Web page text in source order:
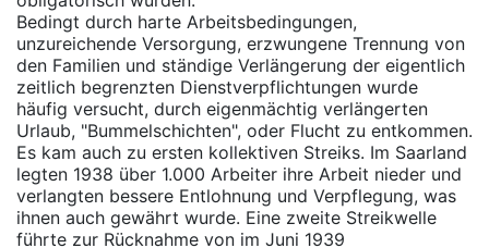
Bedingt durch harte Arbeitsbedingungen,
unzureichende Versorgung, erzwungene Trennung von
den Familien und ständige Verlängerung der eigentlich
zeitlich begrenzten Dienstverpflichtungen wurde
häufig versucht, durch eigenmächtig verlängerten
Urlaub, "Bummelschichten", oder Flucht zu entkommen.
Es kam auch zu ersten kollektiven Streiks. Im Saarland
legten 1938 über 1.000 Arbeiter ihre Arbeit nieder und
verlangten bessere Entlohnung und Verpflegung, was
ihnen auch gewährt wurde. Eine zweite Streikwelle
führte zur Rücknahme von im Juni 1939